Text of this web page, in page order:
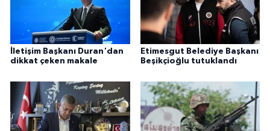
İletişim Başkanı Duran'dan
dikkat çeken makale
Etimesgut Belediye Başkanı
Beşikçioğlu tutuklandı